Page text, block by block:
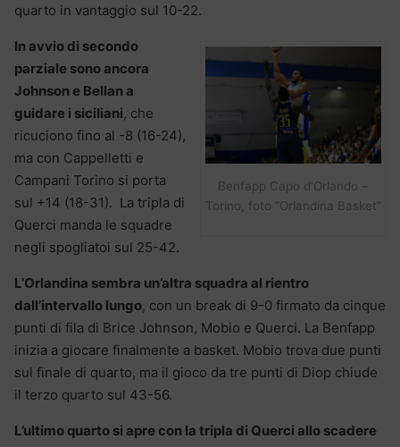
quarto in vantaggio sul 10-22.
Benfapp Capo d’Orlando –
Torino, foto “Orlandina Basket”
In avvio di secondo
parziale sono ancora
Johnson e Bellan a
guidare i siciliani, che
ricuciono fino al -8 (16-24),
ma con Cappelletti e
Campani Torino si porta
sul +14 (18-31). La tripla di
Querci manda le squadre
negli spogliatoi sul 25-42.
L’Orlandina sembra un’altra squadra al rientro
dall’intervallo lungo, con un break di 9-0 firmato da cinque
punti di fila di Brice Johnson, Mobio e Querci. La Benfapp
inizia a giocare finalmente a basket. Mobio trova due punti
sul finale di quarto, ma il gioco da tre punti di Diop chiude
il terzo quarto sul 43-56.
L’ultimo quarto si apre con la tripla di Querci allo scadere